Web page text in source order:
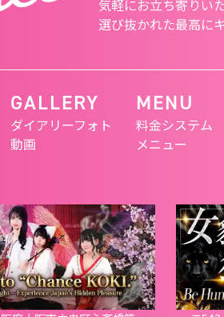
気軽にお立ち寄りい
選び抜かれた最高に
GALLERY
ダイアリーフォト
動画
MENU
料金システム
メニュー